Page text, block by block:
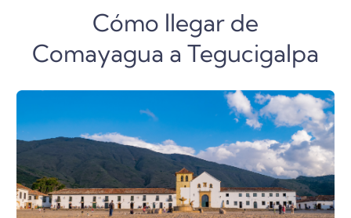
Cómo llegar de
Comayagua a Tegucigalpa